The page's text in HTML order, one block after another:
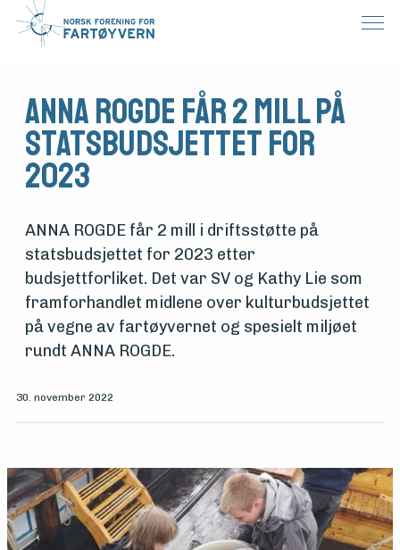
ANNA ROGDE får 2 mill på
statsbudsjettet for
2023
ANNA ROGDE får 2 mill i driftsstøtte på
statsbudsjettet for 2023 etter
budsjettforliket. Det var SV og Kathy Lie som
framforhandlet midlene over kulturbudsjettet
på vegne av fartøyvernet og spesielt miljøet
rundt ANNA ROGDE.
30. november 2022